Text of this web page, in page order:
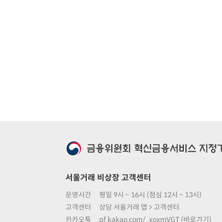
서울거래 비상장 고객센터
운영시간
평일 9시 ~ 16시 (점심 12시 ~ 13시)
고객센터
상담 서울거래 앱 > 고객센터
카카오톡
pf.kakao.com/_xoxmVGT (바로가기)